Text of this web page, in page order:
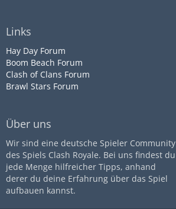
Links
Hay Day Forum
Boom Beach Forum
Clash of Clans Forum
Brawl Stars Forum
Über uns
Wir sind eine deutsche Spieler Community
des Spiels Clash Royale. Bei uns findest du
jede Menge hilfreicher Tipps, anhand
derer du deine Erfahrung über das Spiel
aufbauen kannst.